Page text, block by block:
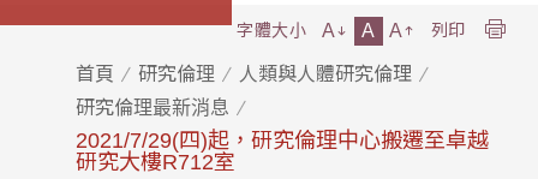
首頁 研究倫理
人類與人體研究倫理
研究倫理最新消息
2021/7/29(四)起，研究倫理中心搬遷至卓越
研究大樓R712室
字體大小 A A A 列印